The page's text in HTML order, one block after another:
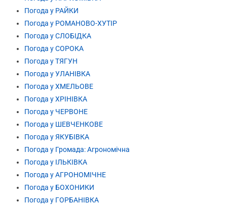
Погода у РАЙКИ
Погода у РОМАНОВО-ХУТІР
Погода у СЛОБІДКА
Погода у СОРОКА
Погода у ТЯГУН
Погода у УЛАНІВКА
Погода у ХМЕЛЬОВЕ
Погода у ХРІНІВКА
Погода у ЧЕРВОНЕ
Погода у ШЕВЧЕНКОВЕ
Погода у ЯКУБІВКА
Погода у Громада: Агрономічна
Погода у ІЛЬКІВКА
Погода у АГРОНОМІЧНЕ
Погода у БОХОНИКИ
Погода у ГОРБАНІВКА